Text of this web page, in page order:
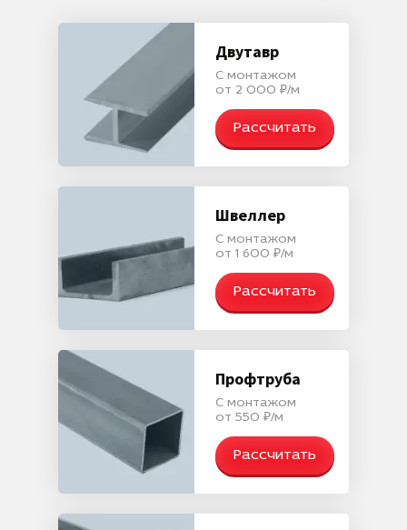
Двутавр
С монтажом
от 2 000 ₽/м
Рассчитать
Швеллер
С монтажом
от 1 600 ₽/м
Рассчитать
Профтруба
С монтажом
от 550 ₽/м
Рассчитать